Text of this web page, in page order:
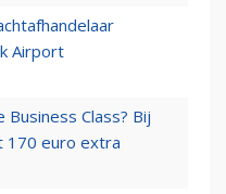
Airport
Class? Bij
170 euro extra